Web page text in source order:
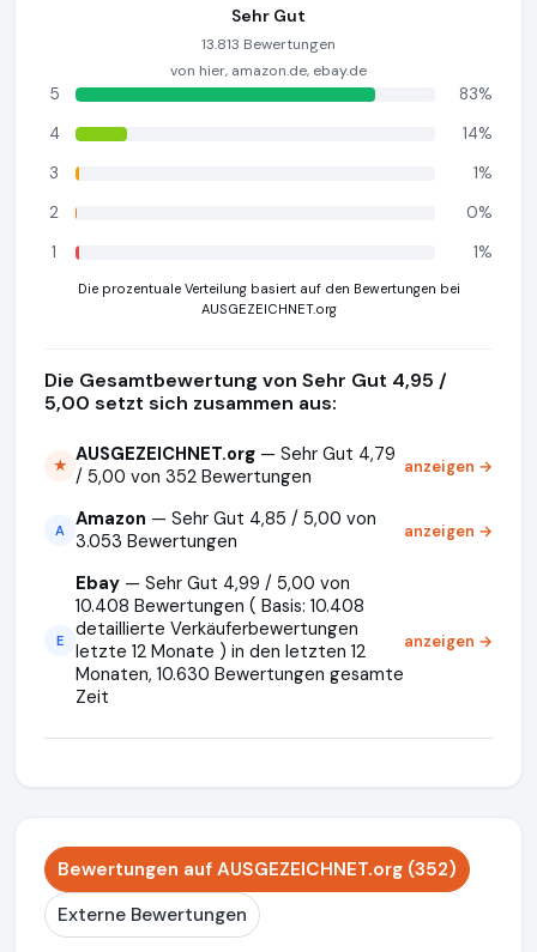
Sehr Gut
13.813 Bewertungen
von hier, amazon.de, ebay.de
5
83%
4
14%
3
1%
2
0%
1
1%
Die prozentuale Verteilung basiert auf den Bewertungen bei
AUSGEZEICHNET.org
Die Gesamtbewertung von Sehr Gut 4,95 /
5,00 setzt sich zusammen aus:
★ AUSGEZEICHNET.org — Sehr Gut 4,79
/ 5,00 von 352 Bewertungen
anzeigen →
A Amazon — Sehr Gut 4,85 / 5,00 von
3.053 Bewertungen
anzeigen →
E
Ebay — Sehr Gut 4,99 / 5,00 von
10.408 Bewertungen ( Basis: 10.408
detaillierte Verkäuferbewertungen
letzte 12 Monate ) in den letzten 12
Monaten, 10.630 Bewertungen gesamte
Zeit
anzeigen →
Bewertungen auf AUSGEZEICHNET.org (352)
Externe Bewertungen